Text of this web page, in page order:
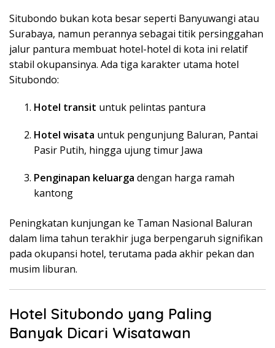
Situbondo bukan kota besar seperti Banyuwangi atau
Surabaya, namun perannya sebagai titik persinggahan
jalur pantura membuat hotel-hotel di kota ini relatif
stabil okupansinya. Ada tiga karakter utama hotel
Situbondo:
Hotel transit untuk pelintas pantura
Hotel wisata untuk pengunjung Baluran, Pantai
Pasir Putih, hingga ujung timur Jawa
Penginapan keluarga dengan harga ramah
kantong
Peningkatan kunjungan ke Taman Nasional Baluran
dalam lima tahun terakhir juga berpengaruh signifikan
pada okupansi hotel, terutama pada akhir pekan dan
musim liburan.
Hotel Situbondo yang Paling
Banyak Dicari Wisatawan